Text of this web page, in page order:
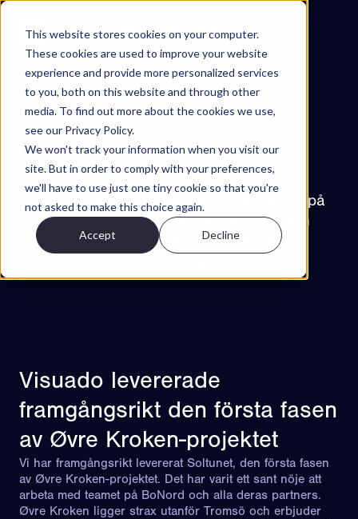
This website stores cookies on your computer.
These cookies are used to improve your website
experience and provide more personalized services
to you, both on this website and through other
media. To find out more about the cookies we use,
see our Privacy Policy.
We won't track your information when you visit our
site. But in order to comply with your preferences,
we'll have to use just one tiny cookie so that you're
not asked to make this choice again.
Accept Decline
Hoppa till innehåll
Projekt
Funktioner
Kontakt
SV
EN ES NO
Try Walkable
Tillbaka till projekt
Bonord - Øvre Kroken
Øvre Kroken är en attraktiv plats att bo på
med den omgivande naturen och den
fantastiska utsikten mot Tromsøya i
Visuado levererade
framgångsrikt den första fasen
av Øvre Kroken-projektet
Vi har framgångsrikt levererat Soltunet, den första fasen
av Øvre Kroken-projektet. Det har varit ett sant nöje att
arbeta med teamet på BoNord och alla deras partners.
Øvre Kroken ligger strax utanför Tromsö och erbjuder